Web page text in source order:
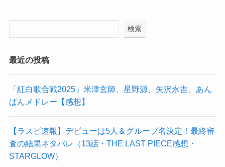
検索
最近の投稿
「紅白歌合戦2025」米津玄師、星野源、矢沢永吉、あん
ぱんメドレー【感想】
【ラスピ速報】デビューは5人＆グループ名決定！最終審
査の結果ネタバレ（13話・THE LAST PIECE感想・
STARGLOW）